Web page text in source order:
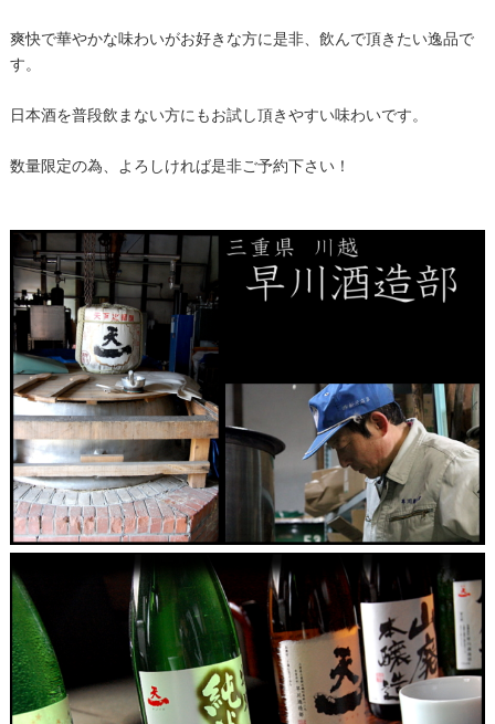
爽快で華やかな味わいがお好きな方に是非、飲んで頂きたい逸品で
す。
日本酒を普段飲まない方にもお試し頂きやすい味わいです。
数量限定の為、よろしければ是非ご予約下さい！